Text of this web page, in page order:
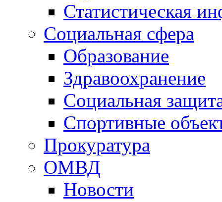
Статистическая
Социальная сфера
Образование
Здравоохранение
Социальная
Спортивные
Прокуратура
ОМВД
Новости